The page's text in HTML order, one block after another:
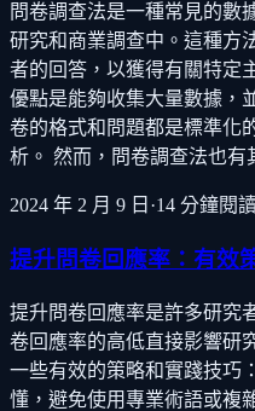
問卷調查法是一種常見的數
研究和商業調查中。這種方
者的回答，以獲得有關特定
優點是能夠收集大量數據，
卷的格式和問題都是標準化
析。 然而，問卷調查法也有
2024 年 2 月 9 日 ·14 分鐘閱讀
提升問卷回應率：有效
提升問卷回應率是許多研究
卷回應率的高低直接影響研
一些有效的策略和實踐技巧
懂，避免使用專業術語或複